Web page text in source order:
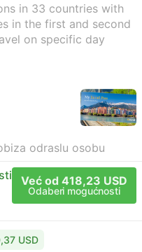
in 33 countries with
in the first and second
on specific day
za odraslu osobu
Već od 418,23 USD
Odaberi mogućnosti
USD